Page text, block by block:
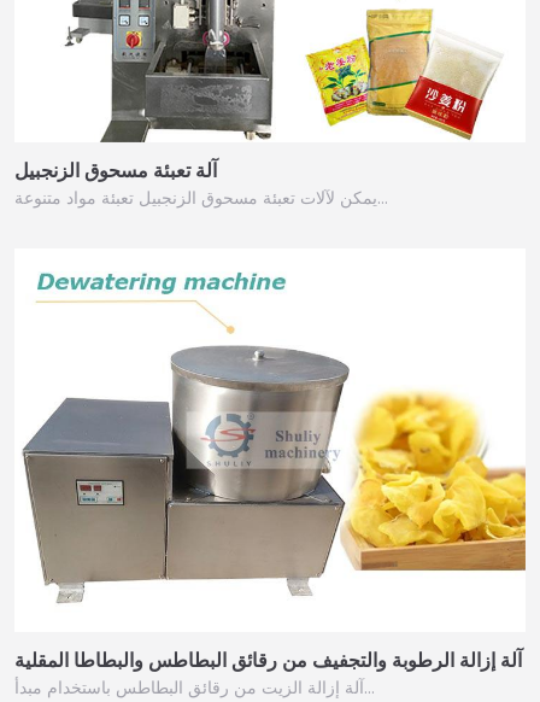
آلة تعبئة مسحوق الزنجبيل
يمكن لآلات تعبئة مسحوق الزنجبيل تعبئة مواد متنوعة…
آلة إزالة الرطوبة والتجفيف من رقائق البطاطس والبطاطا المقلية
آلة إزالة الزيت من رقائق البطاطس باستخدام مبدأ…